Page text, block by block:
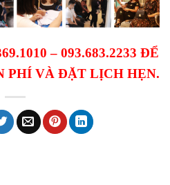
– 093.683.2233 ĐỂ
PHÍ VÀ ĐẶT LỊCH HẸN.